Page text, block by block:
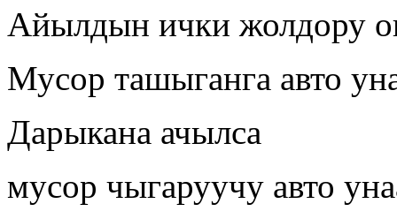
Айылдын ички жолдору
Мусор ташыганга авто
Дарыкана ачылса
мусор чыгаруучу авто